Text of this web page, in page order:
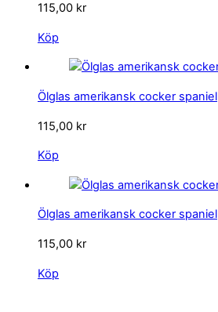
115,00 kr
Köp
Ölglas amerikansk cocker spaniel
115,00 kr
Köp
Ölglas amerikansk cocker spaniel
115,00 kr
Köp